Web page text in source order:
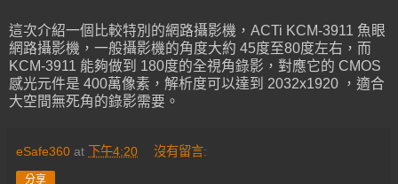
這次介紹一個比較特別的網路攝影機，ACTi KCM-3911 魚眼
網路攝影機，一般攝影機的角度大約 45度至80度左右，而
KCM-3911 能夠做到 180度的全視角錄影，對應它的 CMOS
感光元件是 400萬像素，解析度可以達到 2032x1920 ，適合
大空間無死角的錄影需要。
eSafe360 at 下午4:20 沒有留言:
分享